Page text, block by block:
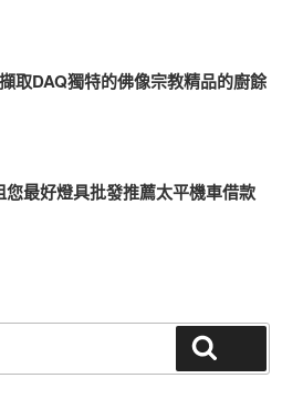
取DAQ獨特的佛像宗教精品的廚餘
最好燈具批發推薦太平機車借款